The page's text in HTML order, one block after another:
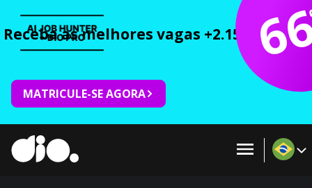
Receba as melhores vagas +2.150 cursos
MATRICULE-SE AGORA